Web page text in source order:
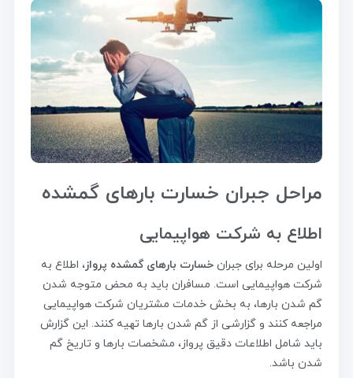
مراحل جبران خسارت بارهای گمشده
اطلاع به شرکت هواپیمایی
اولین مرحله برای جبران خسارت بارهای گمشده پرواز، اطلاع به
شرکت هواپیمایی است. مسافران باید به محض متوجه شدن
گم شدن بارها، به بخش خدمات مشتریان شرکت هواپیمایی
مراجعه کنند و گزارشی از گم شدن بارها تهیه کنند. این گزارش
باید شامل اطلاعات دقیق پرواز، مشخصات بارها و تاریخ گم
شدن باشد.